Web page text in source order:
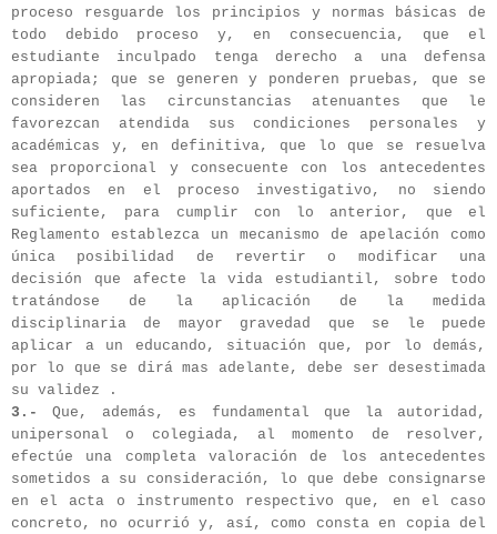
proceso resguarde los principios y normas básicas de
todo debido proceso y, en consecuencia, que el
estudiante inculpado tenga derecho a una defensa
apropiada; que se generen y ponderen pruebas, que se
consideren las circunstancias atenuantes que le
favorezcan atendida sus condiciones personales y
académicas y, en definitiva, que lo que se resuelva
sea proporcional y consecuente con los antecedentes
aportados en el proceso investigativo, no siendo
suficiente, para cumplir con lo anterior, que el
Reglamento establezca un mecanismo de apelación como
única posibilidad de revertir o modificar una
decisión que afecte la vida estudiantil, sobre todo
tratándose de la aplicación de la medida
disciplinaria de mayor gravedad que se le puede
aplicar a un educando, situación que, por lo demás,
por lo que se dirá mas adelante, debe ser desestimada
su validez .
3.-
Que, además, es fundamental que la autoridad,
unipersonal o colegiada, al momento de resolver,
efectúe una completa valoración de los antecedentes
sometidos a su consideración, lo que debe consignarse
en el acta o instrumento respectivo que, en el caso
concreto, no ocurrió y, así, como consta en copia del